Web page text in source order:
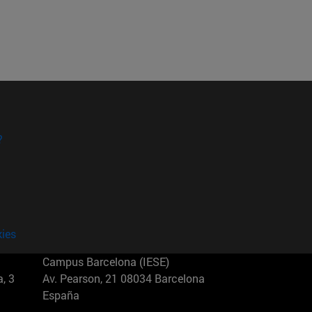
3
Campus Barcelona (IESE)
Av. Pearson, 21 08034 Barcelona
España